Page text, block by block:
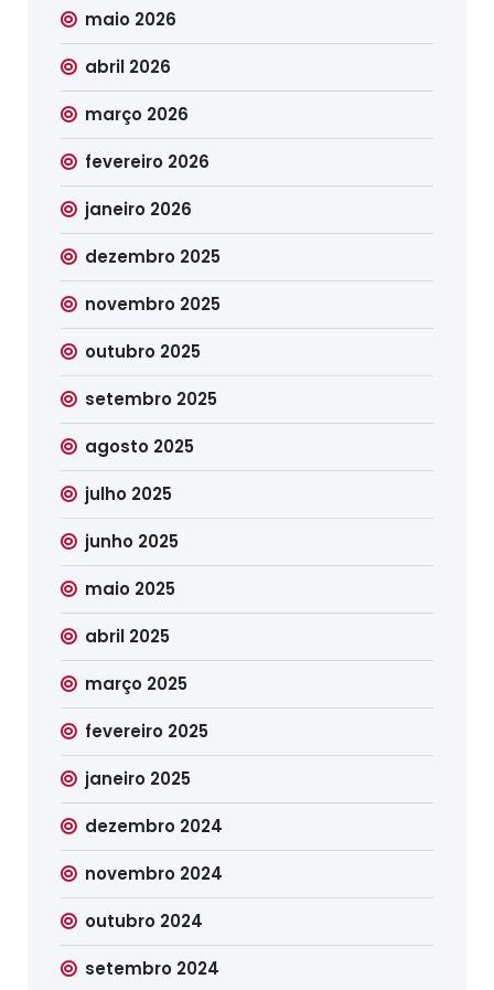
maio 2026
abril 2026
março 2026
fevereiro 2026
janeiro 2026
dezembro 2025
novembro 2025
outubro 2025
setembro 2025
agosto 2025
julho 2025
junho 2025
maio 2025
abril 2025
março 2025
fevereiro 2025
janeiro 2025
dezembro 2024
novembro 2024
outubro 2024
setembro 2024